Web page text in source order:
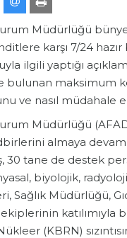
Müdürlüğü
karşı 7/24
ilgili yaptığı
maksimum
ve nasıl müdahale
Müdürlüğü
almaya
30 tane de destek
biyolojik,
Sağlık Müdürlüğü,
katılımıyla
(KBRN)